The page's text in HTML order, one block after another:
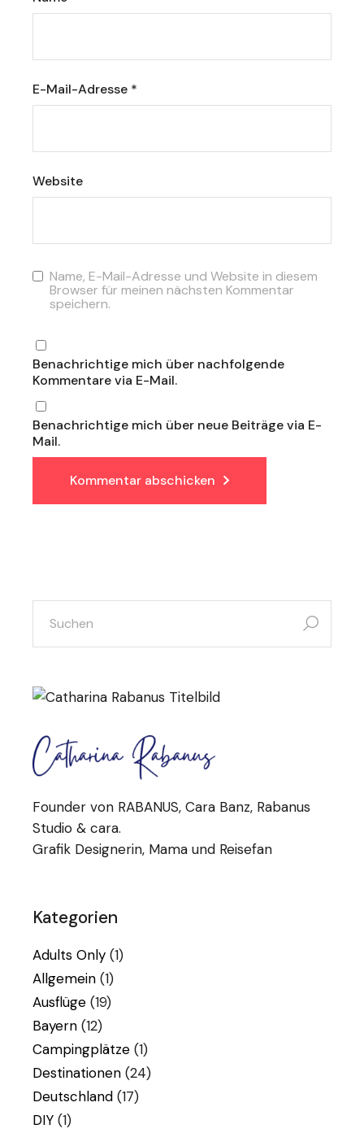
E-Mail-Adresse *
Website
Name, E-Mail-Adresse und Website in diesem
Browser für meinen nächsten Kommentar
speichern.
Benachrichtige mich über nachfolgende
Kommentare via E-Mail.
Benachrichtige mich über neue Beiträge via E-
Mail.
Kommentar abschicken
Founder von RABANUS, Cara Banz, Rabanus
Studio & cara.
Grafik Designerin, Mama und Reisefan
Kategorien
Adults Only (1)
Allgemein (1)
Ausflüge (19)
Bayern (12)
Campingplätze (1)
Destinationen (24)
Deutschland (17)
DIY (1)